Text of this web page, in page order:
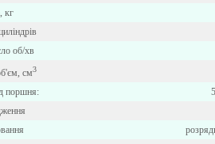
кг
об/хв
см3
поршня: